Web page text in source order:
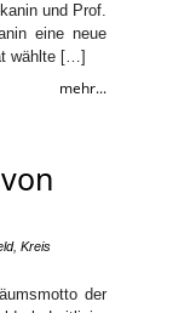
und Prof.
eine neue
wählte […]
mehr...
, Kreis
der